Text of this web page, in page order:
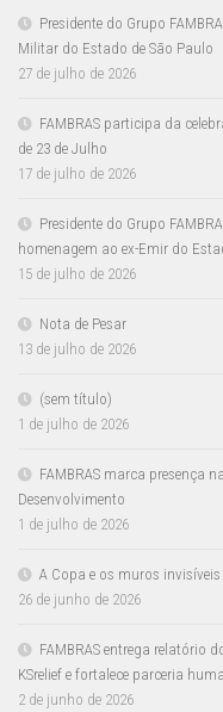
Presidente do Grupo
Militar do Estado de São Paulo
27 de julho de 2026
FAMBRAS participa da
de 23 de Julho
17 de julho de 2026
Presidente do Grupo
homenagem ao ex-Emir do
15 de julho de 2026
Nota de Pesar
13 de julho de 2026
(sem título)
1 de julho de 2026
FAMBRAS marca presença
Desenvolvimento
1 de julho de 2026
A Copa e os muros
26 de junho de 2026
FAMBRAS entrega relatório
KSrelief e fortalece parceria
2 de junho de 2026